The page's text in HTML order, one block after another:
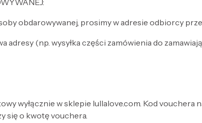
obdarowywanej, prosimy w adresie odbiorcy
adresy (np. wysyłka części zamówienia do
wyłącznie w sklepie lullalove.com. Kod vouchera
się o kwotę vouchera.